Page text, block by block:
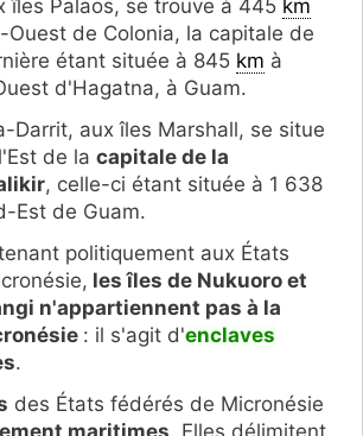
îles Palaos, se trouve à 445 km
de Colonia, la capitale de
étant située à 845 km à
d'Hagatna, à Guam.
Darrit, aux îles Marshall, se situe
de la capitale de la
, celle-ci étant située à 1 638
Est de Guam.
politiquement aux États
les îles de Nukuoro et
n'appartiennent pas à la
: il s'agit d'enclaves
.
des États fédérés de Micronésie
maritimes. Elles délimitent